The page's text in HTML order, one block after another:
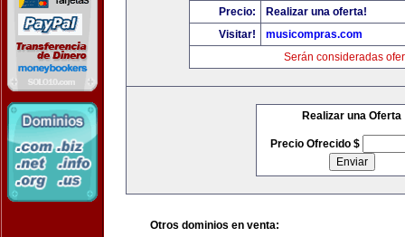
Precio:
Realizar una oferta!
Visitar!
musicompras.com
Serán consideradas
Realizar una Oferta
Precio Ofrecido $
Otros dominios en venta: